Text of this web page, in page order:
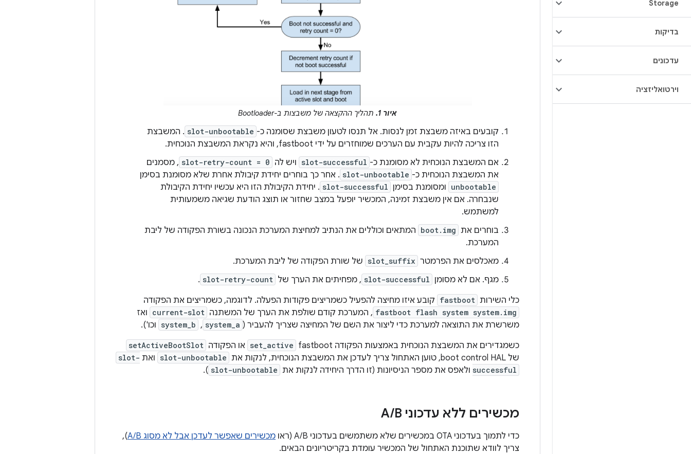
Storage
בדיקות
עדכונים
וירטואליזציה
איור 1. תהליך ההקצאה של משבצות ב-Bootloader
קובעים באיזה משבצת זמן לנסות. אל תנסו לטעון משבצת שסומנה כ- slot-unbootable . המשבצת
הזו צריכה להיות עקבית עם הערכים שמוחזרים על ידי fastboot, והיא נקראת המשבצת הנוכחית.
אם המשבצת הנוכחית לא מסומנת כ- slot-successful ויש לה slot-retry-count = 0 , מסמנים
את המשבצת הנוכחית כ- slot-unbootable . אחר כך בוחרים יחידת קיבולת אחרת שלא מסומנת בסימן
unbootable ומסומנת בסימן slot-successful . יחידת הקיבולת הזו היא עכשיו יחידת הקיבולת
שנבחרה. אם אין משבצת זמינה, המכשיר יופעל במצב שחזור או תוצג הודעת שגיאה משמעותית
למשתמש.
בוחרים את boot.img המתאים וכוללים את הנתיב למחיצת המערכת הנכונה בשורת הפקודה של ליבת
המערכת.
מאכלסים את הפרמטר slot_suffix של שורת הפקודה של ליבת המערכת.
מגף. אם לא מסומן slot-successful , מפחיתים את הערך של slot-retry-count
.
כלי השירות fastboot קובע איזו מחיצה להפעיל כשמריצים פקודות הפעלה. לדוגמה, כשמריצים את הפקודה
fastboot flash system system.img , המערכת קודם שולפת את הערך של המשתנה current-slot ואז
משרשרת את התוצאה למערכת כדי ליצור את השם של המחיצה שצריך להעביר ( system_a
,
system_b וכו').
כשמגדירים את המשבצת הנוכחית באמצעות הפקודה fastboot
set_active או הפקודה setActiveBootSlot
של boot control HAL, טוען האתחול צריך לעדכן את המשבצת הנוכחית, לנקות את slot-unbootable ואת slot-
successful ולאפס את מספר הניסיונות (זו הדרך היחידה לנקות את slot-unbootable
).
מכשירים ללא עדכוני A /B
כדי לתמוך בעדכוני OTA במכשירים שלא משתמשים בעדכוני A/B (ראו מכשירים שאפשר לעדכן אבל לא מסוג A/B
),
צריך לוודא שתוכנת האתחול של המכשיר עומדת בקריטריונים הבאים.